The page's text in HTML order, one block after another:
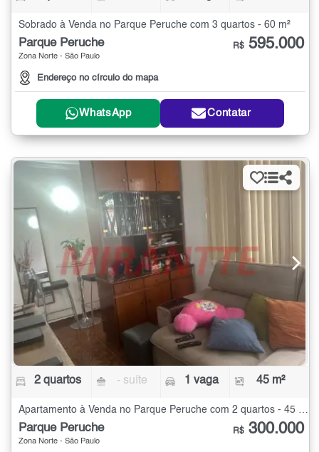
Sobrado à Venda no Parque Peruche com 3 quartos - 60 m²
Parque Peruche
Zona Norte - São Paulo
Endereço no círculo do mapa
R$ 595.000
WhatsApp Contatar
2 quartos - suíte 1 vaga 45 m²
Parque Peruche
Zona Norte - São Paulo
R$ 300.000